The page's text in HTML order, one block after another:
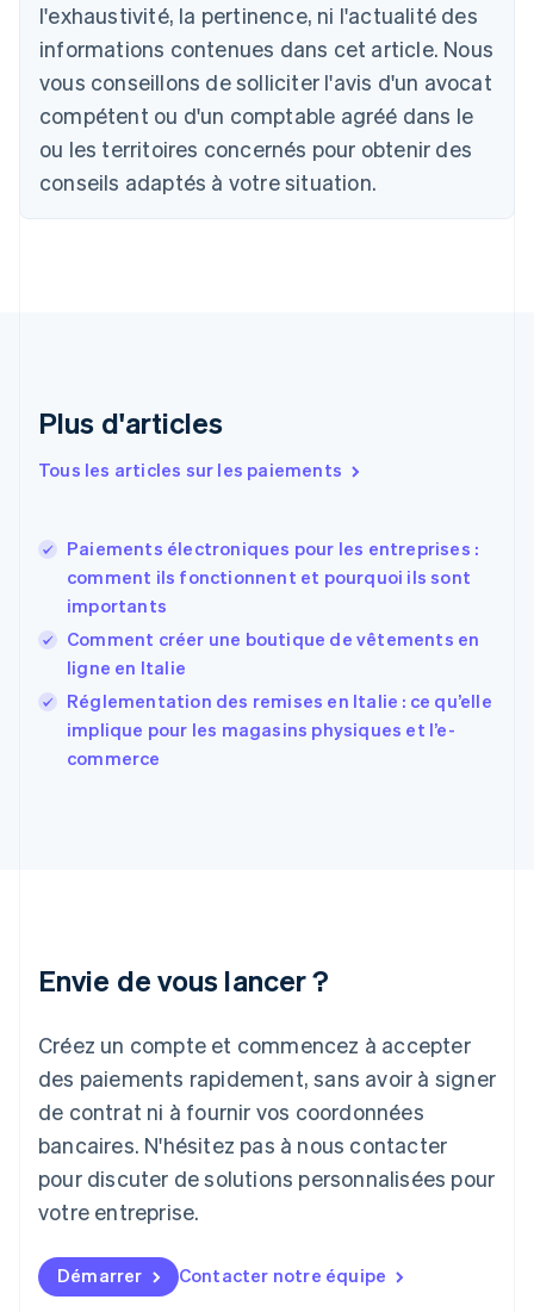
l'exhaustivité, la pertinence, ni l'actualité des
informations contenues dans cet article. Nous
vous conseillons de solliciter l'avis d'un avocat
compétent ou d'un comptable agréé dans le
ou les territoires concernés pour obtenir des
conseils adaptés à votre situation.
Plus d'articles
Tous les articles sur les paiements
Paiements électroniques pour les entreprises :
comment ils fonctionnent et pourquoi ils sont
importants
Comment créer une boutique de vêtements en
ligne en Italie
Réglementation des remises en Italie : ce qu’elle
implique pour les magasins physiques et l’e-
commerce
Envie de vous lancer ?
Créez un compte et commencez à accepter
des paiements rapidement, sans avoir à signer
de contrat ni à fournir vos coordonnées
bancaires. N'hésitez pas à nous contacter
pour discuter de solutions personnalisées pour
votre entreprise.
Démarrer Contacter notre équipe
Belgique
NederlandsFrançaisDeutschEnglish
Brésil
PortuguêsEnglish
Bulgarie
English
English Français
Chine continentale
English
Espagne
États-Unis
EnglishEspañol 简体中文
Finlande
English Svenska
Français English
Gibraltar
English
Grèce
Japon
Lettonie
English
Liechtenstein
DeutschEnglish
Lituanie
Luxembourg
FrançaisDeutschEnglish
English简体中文
Malte